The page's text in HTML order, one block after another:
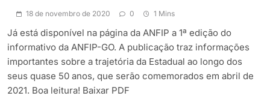
18 de novembro de 2020 0 1 Mins
Já está disponível na página da ANFIP a 1ª edição do
informativo da ANFIP-GO. A publicação traz informações
importantes sobre a trajetória da Estadual ao longo dos
seus quase 50 anos, que serão comemorados em abril de
2021. Boa leitura! Baixar PDF